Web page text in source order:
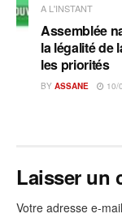
A L'INSTANT
Assemblée
la légalité de
les priorités
BY ASSANE 10/
Laisser un
Votre adresse e-